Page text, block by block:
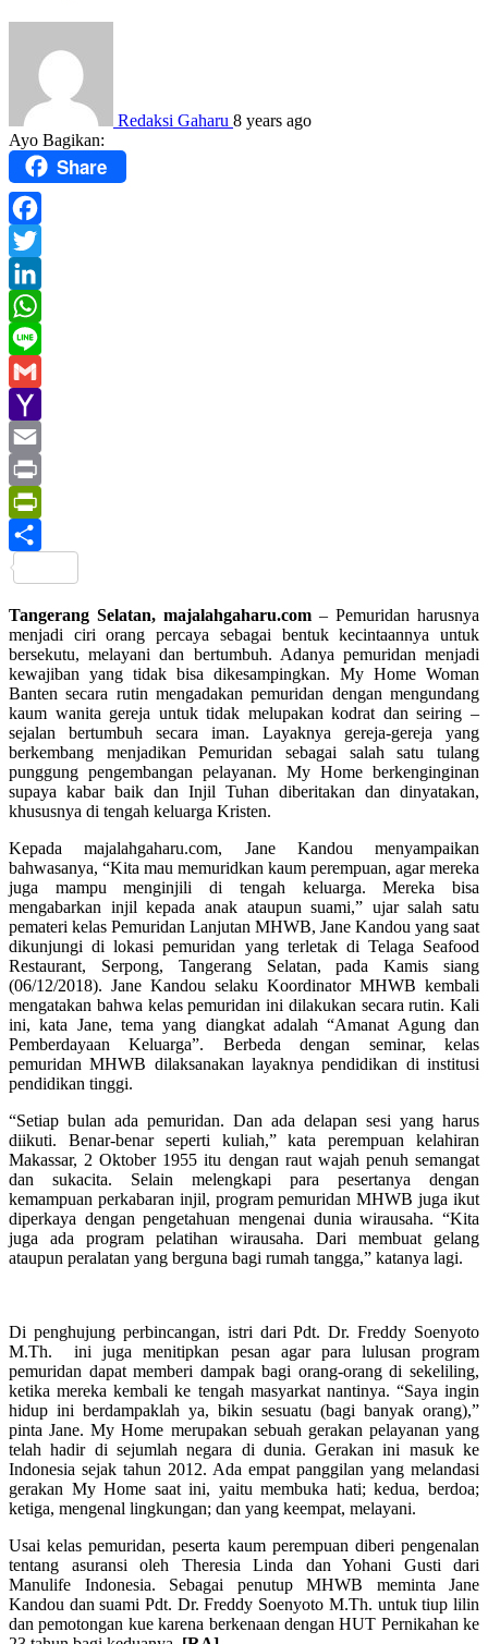
Redaksi Gaharu 8 years ago
Ayo Bagikan:
Share
Facebook
Twitter
LinkedIn
WhatsApp
Line
Gmail
Yahoo
Mail
Email
Print
PrintFriendly
Tangerang Selatan, majalahgaharu.com – Pemuridan harusnya
menjadi ciri orang percaya sebagai bentuk kecintaannya untuk
bersekutu, melayani dan bertumbuh. Adanya pemuridan menjadi
kewajiban yang tidak bisa dikesampingkan. My Home Woman
Banten secara rutin mengadakan pemuridan dengan mengundang
kaum wanita gereja untuk tidak melupakan kodrat dan seiring –
sejalan bertumbuh secara iman. Layaknya gereja-gereja yang
berkembang menjadikan Pemuridan sebagai salah satu tulang
punggung pengembangan pelayanan. My Home berkenginginan
supaya kabar baik dan Injil Tuhan diberitakan dan dinyatakan,
khususnya di tengah keluarga Kristen.
Kepada majalahgaharu.com, Jane Kandou menyampaikan
bahwasanya, “Kita mau memuridkan kaum perempuan, agar mereka
juga mampu menginjili di tengah keluarga. Mereka bisa
mengabarkan injil kepada anak ataupun suami,” ujar salah satu
pemateri kelas Pemuridan Lanjutan MHWB, Jane Kandou yang saat
dikunjungi di lokasi pemuridan yang terletak di Telaga Seafood
Restaurant, Serpong, Tangerang Selatan, pada Kamis siang
(06/12/2018). Jane Kandou selaku Koordinator MHWB kembali
mengatakan bahwa kelas pemuridan ini dilakukan secara rutin. Kali
ini, kata Jane, tema yang diangkat adalah “Amanat Agung dan
Pemberdayaan Keluarga”. Berbeda dengan seminar, kelas
pemuridan MHWB dilaksanakan layaknya pendidikan di institusi
pendidikan tinggi.
“Setiap bulan ada pemuridan. Dan ada delapan sesi yang harus
diikuti. Benar-benar seperti kuliah,” kata perempuan kelahiran
Makassar, 2 Oktober 1955 itu dengan raut wajah penuh semangat
dan sukacita. Selain melengkapi para pesertanya dengan
kemampuan perkabaran injil, program pemuridan MHWB juga ikut
diperkaya dengan pengetahuan mengenai dunia wirausaha. “Kita
juga ada program pelatihan wirausaha. Dari membuat gelang
ataupun peralatan yang berguna bagi rumah tangga,” katanya lagi.
Di penghujung perbincangan, istri dari Pdt. Dr. Freddy Soenyoto
M.Th. ini juga menitipkan pesan agar para lulusan program
pemuridan dapat memberi dampak bagi orang-orang di sekeliling,
ketika mereka kembali ke tengah masyarkat nantinya. “Saya ingin
hidup ini berdampaklah ya, bikin sesuatu (bagi banyak orang),”
pinta Jane. My Home merupakan sebuah gerakan pelayanan yang
telah hadir di sejumlah negara di dunia. Gerakan ini masuk ke
Indonesia sejak tahun 2012. Ada empat panggilan yang melandasi
gerakan My Home saat ini, yaitu membuka hati; kedua, berdoa;
ketiga, mengenal lingkungan; dan yang keempat, melayani.
Usai kelas pemuridan, peserta kaum perempuan diberi pengenalan
tentang asuransi oleh Theresia Linda dan Yohani Gusti dari
Manulife Indonesia. Sebagai penutup MHWB meminta Jane
Kandou dan suami Pdt. Dr. Freddy Soenyoto M.Th. untuk tiup lilin
dan pemotongan kue karena berkenaan dengan HUT Pernikahan ke